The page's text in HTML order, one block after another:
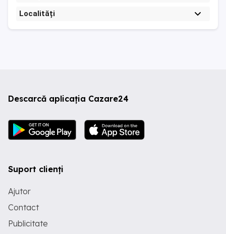
Localități
Descarcă aplicația Cazare24
Suport clienți
Ajutor
Contact
Publicitate